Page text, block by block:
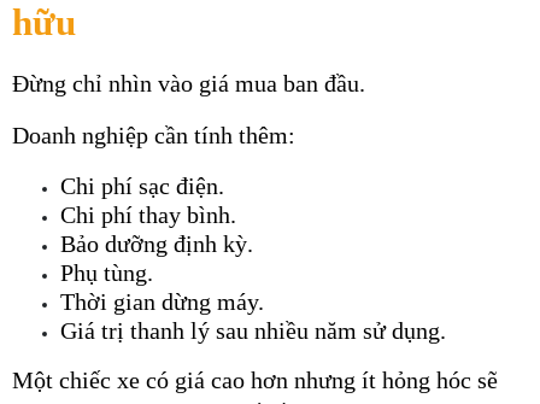
hữu
Đừng chỉ nhìn vào giá mua ban đầu.
Doanh nghiệp cần tính thêm:
Chi phí sạc điện.
Chi phí thay bình.
Bảo dưỡng định kỳ.
Phụ tùng.
Thời gian dừng máy.
Giá trị thanh lý sau nhiều năm sử dụng.
Một chiếc xe có giá cao hơn nhưng ít hỏng hóc sẽ